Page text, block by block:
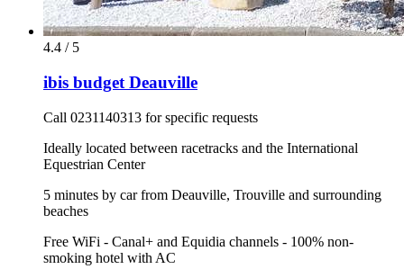
4.4 / 5
ibis budget Deauville
Call 0231140313 for specific requests
Ideally located between racetracks and the International
Equestrian Center
5 minutes by car from Deauville, Trouville and surrounding
beaches
Free WiFi - Canal+ and Equidia channels - 100% non-
smoking hotel with AC